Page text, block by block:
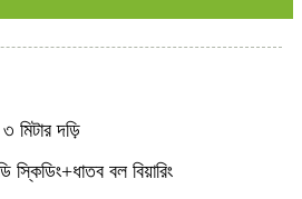
মিটার দড়ি
স্কিডিং+ধাতব বল বিয়ারিং